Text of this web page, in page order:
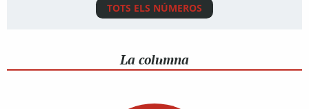
TOTS ELS NÚMEROS
La columna